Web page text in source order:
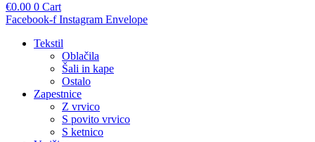
€0.00 0 Cart
Facebook-f Instagram Envelope
Tekstil
Oblačila
Šali in kape
Ostalo
Zapestnice
Z vrvico
S povito vrvico
S ketnico